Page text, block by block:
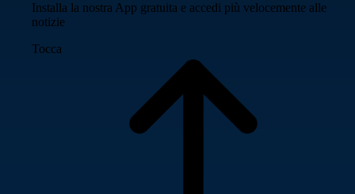
Installa la nostra App gratuita e accedi più velocemente alle
notizie
Tocca